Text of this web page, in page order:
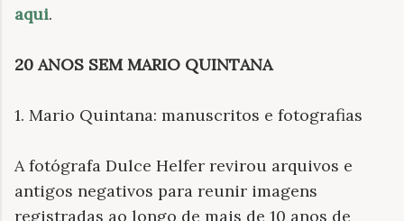
aqui.
20 ANOS SEM MARIO QUINTANA
1. Mario Quintana: manuscritos e fotografias
A fotógrafa Dulce Helfer revirou arquivos e
antigos negativos para reunir imagens
registradas ao longo de mais de 10 anos de